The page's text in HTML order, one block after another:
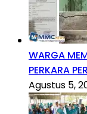
WARGA
PERKARA
Agustus 5,